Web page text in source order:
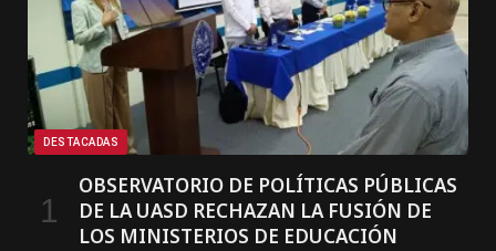
DESTACADAS
OBSERVATORIO DE POLÍTICAS PÚBLICAS
DE LA UASD RECHAZAN LA FUSIÓN DE
LOS MINISTERIOS DE EDUCACIÓN